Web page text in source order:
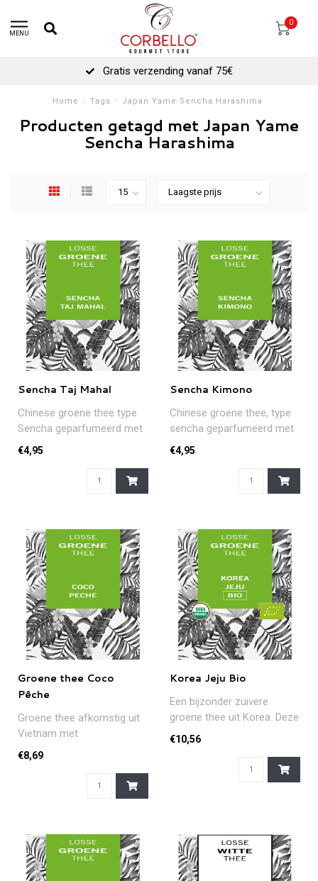
MENU
0
Gratis verzending vanaf 75€
Home / Tags / Japan Yame Sencha Harashima
Producten getagd met Japan Yame
Sencha Harashima
Sencha Taj Mahal
Chinese groene thee type
Sencha geparfumeerd met
citroen vanille en zoete
appel...
€4,95
Sencha Kimono
Chinese groene thee, type
sencha geparfumeerd met
aroma van perzik en
abrikoos, ..
€4,95
Groene thee Coco
Pêche
Groene thee afkomstig uit
Vietnam met
geparfumeerdstukjes
kokos, ananas, osmanth..
€8,69
Korea Jeju Bio
Een bijzonder zuivere
groene thee uit Korea. Deze
biologische thee heeft een
€10,56